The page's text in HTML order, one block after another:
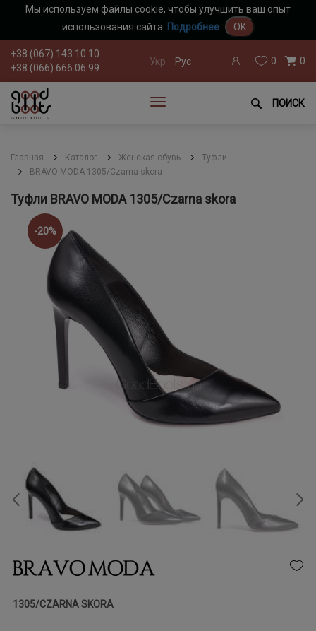
Мы используем файлы cookie, чтобы улучшить ваш опыт
использования сайта. Подробнее OK
+38 (067) 143 10 10
+38 (066) 666 06 99
Укр Рус 0 0
ПОИСК
Главная Каталог Женская обувь
Туфли
BRAVO MODA 1305/Czarna skora
Туфли BRAVO MODA 1305/Czarna skora
-20%
1305/CZARNA SKORA